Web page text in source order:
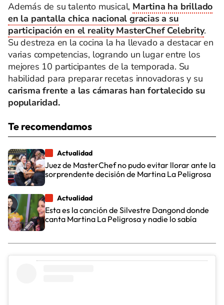
Además de su talento musical, Martina ha brillado
en la pantalla chica nacional gracias a su
participación en el reality MasterChef Celebrity.
Su destreza en la cocina la ha llevado a destacar en
varias competencias, logrando un lugar entre los
mejores 10 participantes de la temporada. Su
habilidad para preparar recetas innovadoras y su
carisma frente a las cámaras han fortalecido su
popularidad.
Te recomendamos
Actualidad
Juez de MasterChef no pudo evitar llorar ante la
sorprendente decisión de Martina La Peligrosa
Actualidad
Esta es la canción de Silvestre Dangond donde
canta Martina La Peligrosa y nadie lo sabía